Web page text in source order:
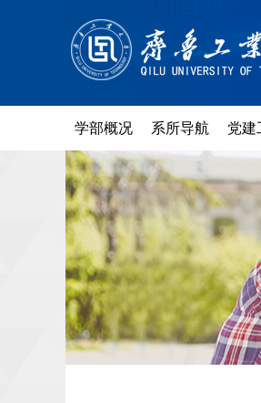
学部概况 系所导航 党建